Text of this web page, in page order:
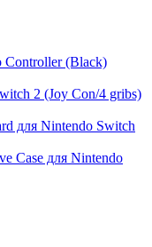
Controller (Black)
2 (Joy Con/4 gribs)
для Nintendo Switch
Case для Nintendo